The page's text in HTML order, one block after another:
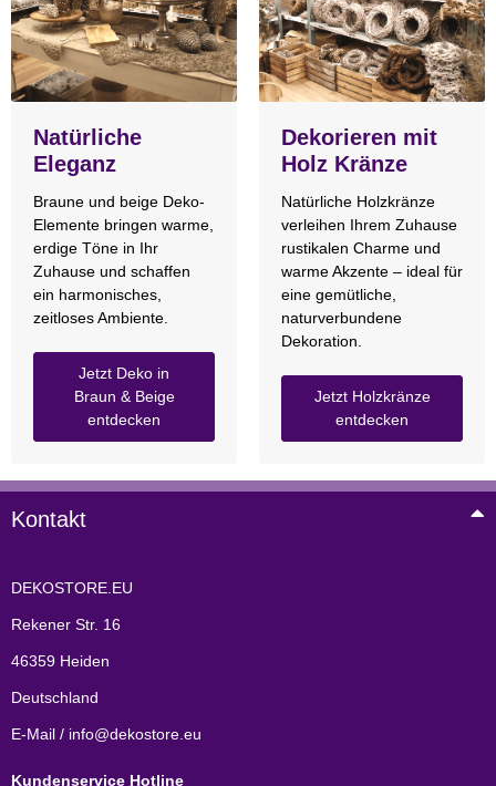
Natürliche
Eleganz
Braune und beige Deko-
Elemente bringen warme,
erdige Töne in Ihr
Zuhause und schaffen
ein harmonisches,
zeitloses Ambiente.
Jetzt Deko in
Braun & Beige
entdecken
Dekorieren mit
Holz Kränze
Natürliche Holzkränze
verleihen Ihrem Zuhause
rustikalen Charme und
warme Akzente – ideal für
eine gemütliche,
naturverbundene
Dekoration.
Jetzt Holzkränze
entdecken
Kontakt
DEKOSTORE.EU
Rekener Str. 16
46359 Heiden
Deutschland
E-Mail / info@dekostore.eu
Kundenservice Hotline